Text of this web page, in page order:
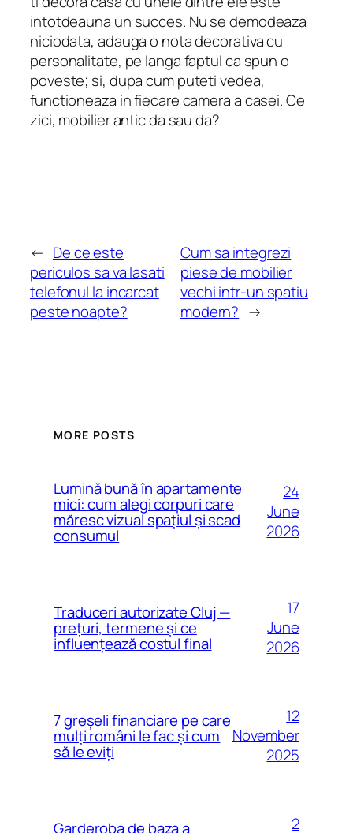
intotdeauna un succes. Nu se demodeaza
niciodata, adauga o nota decorativa cu
personalitate, pe langa faptul ca spun o
poveste; si, dupa cum puteti vedea,
functioneaza in fiecare camera a casei. Ce
zici, mobilier antic da sau da?
← De ce este
periculos sa va lasati
telefonul la incarcat
peste noapte?
Cum sa integrezi
piese de mobilier
vechi intr-un spatiu
modern? →
MORE POSTS
Lumină bună în apartamente
mici: cum alegi corpuri care
măresc vizual spațiul și scad
consumul
24
June
2026
Traduceri autorizate Cluj —
prețuri, termene și ce
influențează costul final
17
June
2026
7 greșeli financiare pe care
mulți români le fac și cum
să le eviți
12
November
2025
Garderoba de baza a 2